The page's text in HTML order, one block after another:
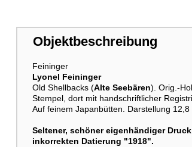
Objektbeschreibung
Feininger
Lyonel Feininger
Old Shellbacks (Alte Seebären). Orig.-
Stempel, dort mit handschriftlicher
Auf feinem Japanbütten. Darstellung
Seltener, schöner eigenhändiger
inkorrekten Datierung "1918".